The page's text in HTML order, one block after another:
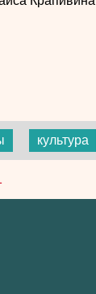
культура